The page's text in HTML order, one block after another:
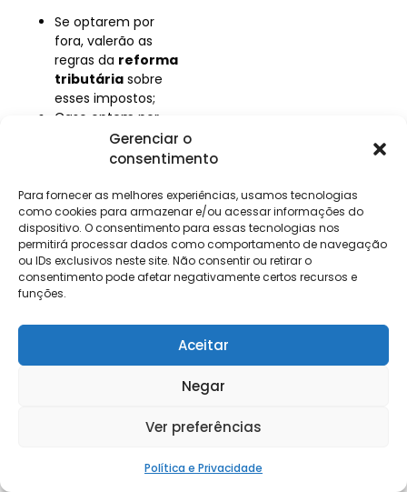
Gerenciar o
consentimento
Para fornecer as melhores experiências, usamos tecnologias
como cookies para armazenar e/ou acessar informações do
dispositivo. O consentimento para essas tecnologias nos
permitirá processar dados como comportamento de navegação
ou IDs exclusivos neste site. Não consentir ou retirar o
consentimento pode afetar negativamente certos recursos e
funções.
Aceitar
Negar
Ver preferências
Política e Privacidade
Se optarem por
fora, valerão as
regras da reforma
tributária sobre
esses impostos;
Caso optem por
recolher dentro do
Simples, será
valor dos impostos
pagos aos seus
clientes.
É importante destacar
que de acordo com a
Agência Senado
aumento da carga
fiscais.